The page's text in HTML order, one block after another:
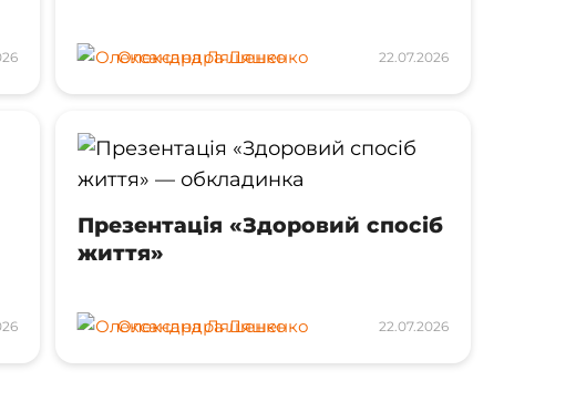
Олександра Ляшенко 22.07.2026
Презентація «Здоровий спосіб
життя»
Олександра Ляшенко 22.07.2026